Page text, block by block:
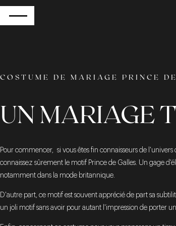
COSTUME DE MARIAGE PRINCE
UN MARIAGE
Pour commencer, si vous êtes fin connaisseurs de
connaissez sûrement le motif Prince de Galles. Un gage
notamment dans la mode britannique.
D'autre part, ce motif est souvent apprécié de part sa
un joli motif sans avoir pour autant l'impression de porter